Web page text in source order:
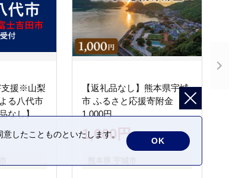
支援※山梨
る八代市
なし】
【返礼品なし】熊本県宇城
市 ふるさと応援寄附金
1,000円
1,000円
したことものといたします。
OK